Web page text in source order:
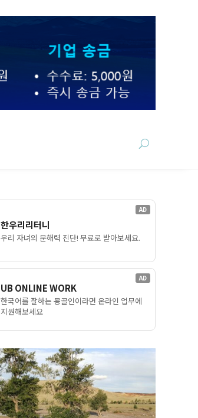
AD
한우리리터니
우리 자녀의 문해력 진단! 무료로 받아보세요.
AD
UB ONLINE WORK
한국어를 잘하는 몽골인이라면 온라인 업무에
지원해보세요